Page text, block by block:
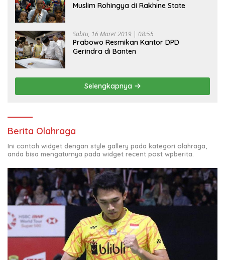
Muslim Rohingya di Rakhine State
Sabtu, 16 Maret 2019 | 08:55
Prabowo Resmikan Kantor DPD
Gerindra di Banten
Selengkapnya
Berita Olahraga
Ini contoh widget dengan style gallery pada kategori olahraga,
anda bisa mengaturnya pada widget recent post wpberita.